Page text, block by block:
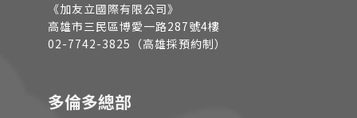
《加友立國際有限公司》
高雄市三民區博愛一路287號4樓
02-7742-3825（高雄採預約制）
多倫多總部